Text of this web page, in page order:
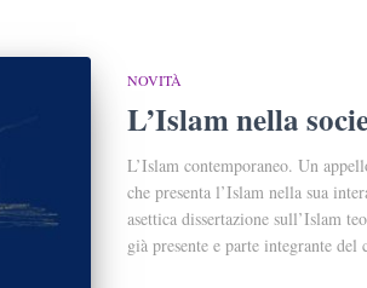
NOVITÀ
L’Islam nella
L’Islam contemporaneo. Un
che presenta l’Islam nella sua
asettica dissertazione sull’Islam
già presente e parte integrante